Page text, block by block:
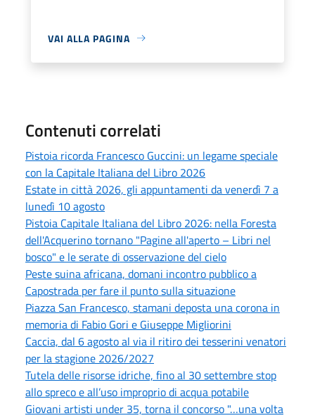
VAI ALLA PAGINA
Contenuti correlati
Pistoia ricorda Francesco Guccini: un legame speciale
con la Capitale Italiana del Libro 2026
Estate in città 2026, gli appuntamenti da venerdì 7 a
lunedì 10 agosto
Pistoia Capitale Italiana del Libro 2026: nella Foresta
dell'Acquerino tornano "Pagine all'aperto – Libri nel
bosco" e le serate di osservazione del cielo
Peste suina africana, domani incontro pubblico a
Capostrada per fare il punto sulla situazione
Piazza San Francesco, stamani deposta una corona in
memoria di Fabio Gori e Giuseppe Migliorini
Caccia, dal 6 agosto al via il ritiro dei tesserini venatori
per la stagione 2026/2027
Tutela delle risorse idriche, fino al 30 settembre stop
allo spreco e all’uso improprio di acqua potabile
Giovani artisti under 35, torna il concorso "…una volta